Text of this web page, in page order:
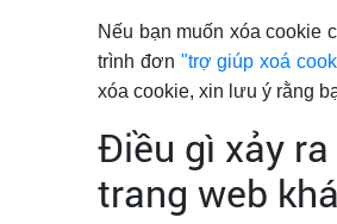
Nếu bạn muốn xóa cookie
trình đơn "trợ giúp xoá
xóa cookie, xin lưu ý rằng
Điều gì xảy
trang web